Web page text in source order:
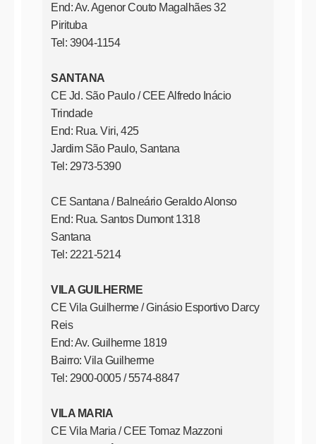
End: Av. Agenor Couto Magalhães 32
Pirituba
Tel: 3904-1154
SANTANA
CE Jd. São Paulo / CEE Alfredo Inácio
Trindade
End: Rua. Viri, 425
Jardim São Paulo, Santana
Tel: 2973-5390
CE Santana / Balneário Geraldo Alonso
End: Rua. Santos Dumont 1318
Santana
Tel: 2221-5214
VILA GUILHERME
CE Vila Guilherme / Ginásio Esportivo Darcy
Reis
End: Av. Guilherme 1819
Bairro: Vila Guilherme
Tel: 2900-0005 / 5574-8847
VILA MARIA
CE Vila Maria / CEE Tomaz Mazzoni